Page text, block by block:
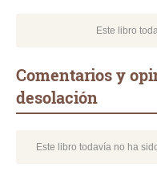
Este libro
Comentarios y
desolación
Este libro todavía no ha